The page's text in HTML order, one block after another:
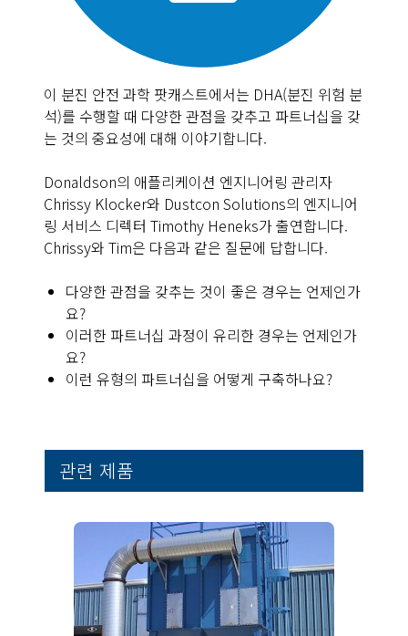
이 분진 안전 과학 팟캐스트에서는 DHA(분진 위험 분
석)를 수행할 때 다양한 관점을 갖추고 파트너십을 갖
는 것의 중요성에 대해 이야기합니다.
Donaldson의 애플리케이션 엔지니어링 관리자
Chrissy Klocker와 Dustcon Solutions의 엔지니어
링 서비스 디렉터 Timothy Heneks가 출연합니다.
Chrissy와 Tim은 다음과 같은 질문에 답합니다.
다양한 관점을 갖추는 것이 좋은 경우는 언제인가
요?
이러한 파트너십 과정이 유리한 경우는 언제인가
요?
이런 유형의 파트너십을 어떻게 구축하나요?
관련 제품